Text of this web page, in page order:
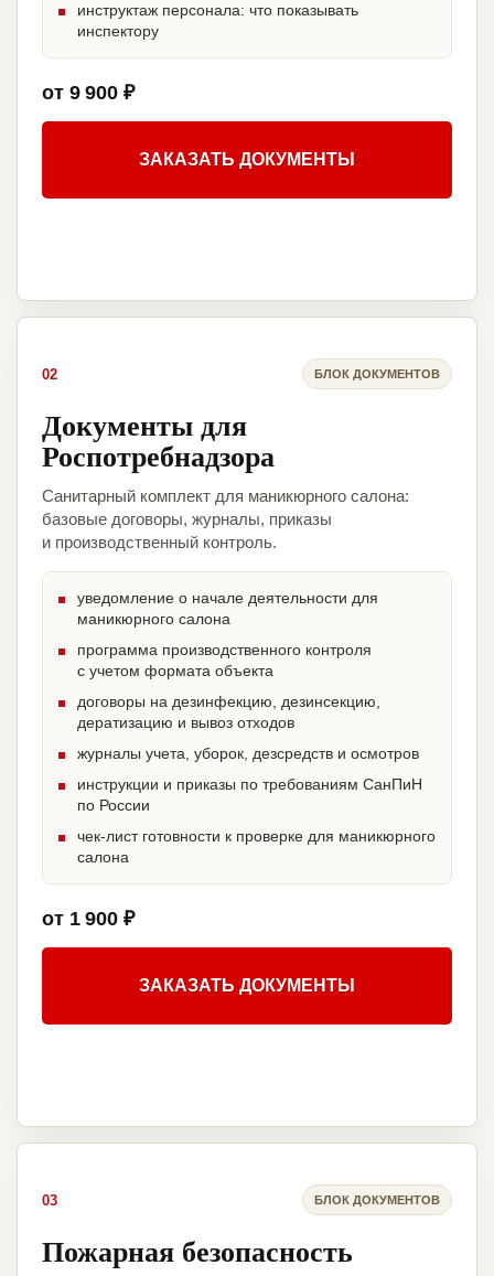
инструктаж персонала: что показывать
инспектору
от 9 900 ₽
ЗАКАЗАТЬ ДОКУМЕНТЫ
02 БЛОК ДОКУМЕНТОВ
Документы для
Роспотребнадзора
Санитарный комплект для маникюрного салона:
базовые договоры, журналы, приказы
и производственный контроль.
уведомление о начале деятельности для
маникюрного салона
программа производственного контроля
с учетом формата объекта
договоры на дезинфекцию, дезинсекцию,
дератизацию и вывоз отходов
журналы учета, уборок, дезсредств и осмотров
инструкции и приказы по требованиям СанПиН
по России
чек-лист готовности к проверке для маникюрного
салона
от 1 900 ₽
ЗАКАЗАТЬ ДОКУМЕНТЫ
03 БЛОК ДОКУМЕНТОВ
Пожарная безопасность